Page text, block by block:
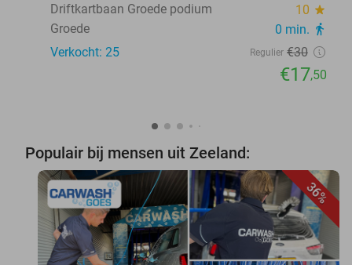
Driftkartbaan Groede podium
10 star
Groede 0 min. directions_walk
Verkocht: 25 Regulier €30
€17,50
Populair bij mensen uit Zeeland:
36%